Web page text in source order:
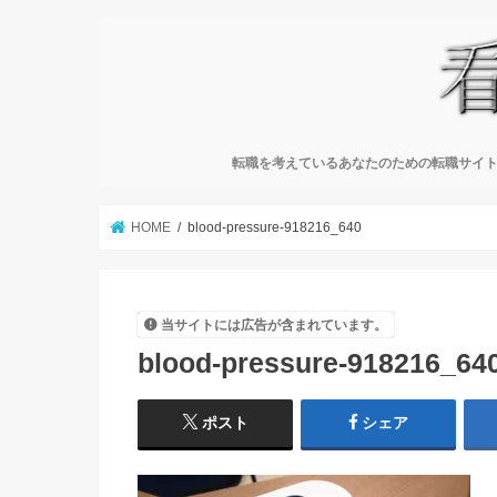
転職を考えているあなたのための転職サイ
HOME blood-pressure-918216_640
当サイトには広告が含まれています。
blood-pressure-
ポスト シェア